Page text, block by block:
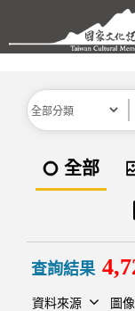
跳到主要內容區塊
分類
全部
查詢結果
資料來源 圖